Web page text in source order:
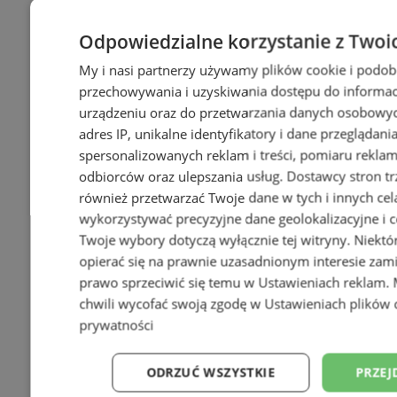
Odpowiedzialne korzystanie z
My i nasi partnerzy używamy plików cookie i
przechowywania i uzyskiwania dostępu do
urządzeniu oraz do przetwarzania danych
adres IP, unikalne identyfikatory i dane
spersonalizowanych reklam i treści, pomiaru
odbiorców oraz ulepszania usług. Dostawcy stron
również przetwarzać Twoje dane w tych i innych
wykorzystywać precyzyjne dane geolokalizacyjne i
Twoje wybory dotyczą wyłącznie tej witryny.
opierać się na prawnie uzasadnionym interesie
prawo sprzeciwić się temu w Ustawieniach reklam.
chwili wycofać swoją zgodę w Ustawieniach plików
prywatności
ODRZUĆ WSZYSTKIE